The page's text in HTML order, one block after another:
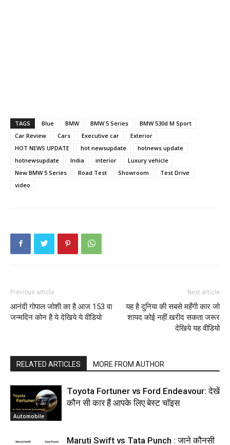
TAGS Blue BMW BMW 5 Series
BMW 530d M Sport
Car Review
Cars Executive car
Exterior
HOT NEWS UPDATE
hot newsupdate
hotnews update
hotnewsupdate
India interior
Luxury vehicle
New BMW 5 Series
Road Test Showroom
Test Drive
video
Previous article
आनंदी गोपाल जोशी का है आज 153 वा
जन्मदिन कोन है ये देखिये ये वीडियो
Next article
यह है दुनिया की सबसे महँगी कार जो
शायद कोई नहीं खरीद सकता जरूर
देखिये यह वीडियो
RELATED ARTICLES MORE FROM AUTHOR
Automobile
Toyota Fortuner vs Ford Endeavour: देखें
कौन सी कार हैं आपके लिए बेस्ट चॉइस
Maruti Swift vs Tata Punch : जाने कौनसी